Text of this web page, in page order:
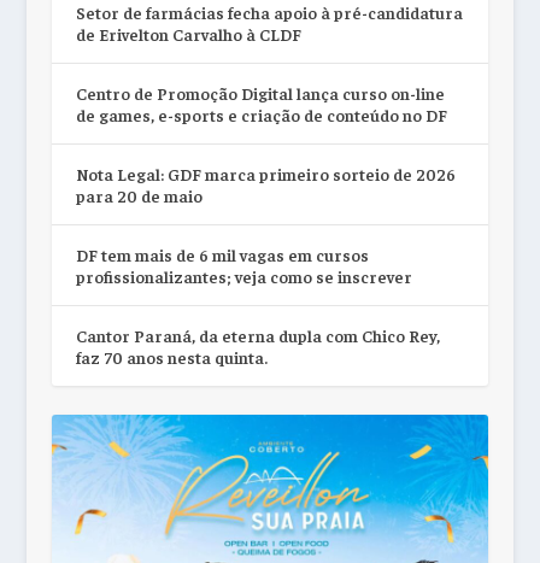
Setor de farmácias fecha apoio à pré-candidatura
de Erivelton Carvalho à CLDF
Centro de Promoção Digital lança curso on-line
de games, e-sports e criação de conteúdo no DF
Nota Legal: GDF marca primeiro sorteio de 2026
para 20 de maio
DF tem mais de 6 mil vagas em cursos
profissionalizantes; veja como se inscrever
Cantor Paraná, da eterna dupla com Chico Rey,
faz 70 anos nesta quinta.